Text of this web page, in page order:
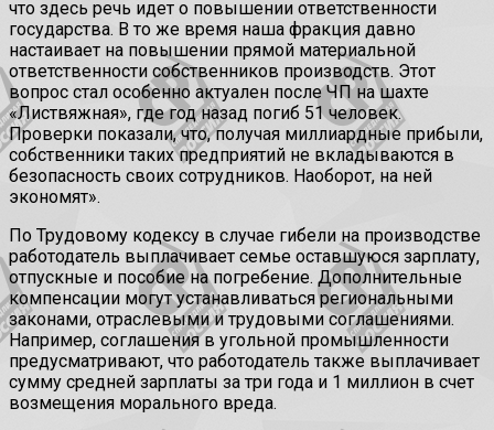
что здесь речь идет о повышении ответственности
государства. В то же время наша фракция давно
настаивает на повышении прямой материальной
ответственности собственников производств. Этот
вопрос стал особенно актуален после ЧП на шахте
«Листвяжная», где год назад погиб 51 человек.
Проверки показали, что, получая миллиардные прибыли,
собственники таких предприятий не вкладываются в
безопасность своих сотрудников. Наоборот, на ней
экономят».
По Трудовому кодексу в случае гибели на производстве
работодатель выплачивает семье оставшуюся зарплату,
отпускные и пособие на погребение. Дополнительные
компенсации могут устанавливаться региональными
законами, отраслевыми и трудовыми соглашениями.
Например, соглашения в угольной промышленности
предусматривают, что работодатель также выплачивает
сумму средней зарплаты за три года и 1 миллион в счет
возмещения морального вреда.